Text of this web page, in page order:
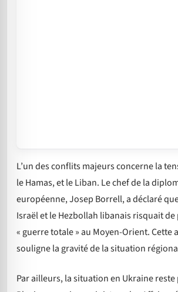
L’un des conflits majeurs concerne la
le Hamas, et le Liban. Le chef de la
européenne, Josep Borrell, a déclaré
Israël et le Hezbollah libanais risquait
« guerre totale » au Moyen-Orient. Cette
souligne la gravité de la situation
Par ailleurs, la situation en Ukraine